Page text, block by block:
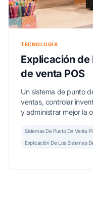
TECNOLOGÍA
Explicación de
de venta POS
Un sistema de punto
ventas, controlar
y administrar mejor la
Sistemas De Punto De Venta
Explicación De Los Sistemas